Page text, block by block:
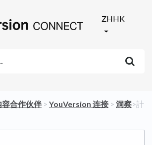
ZHHK
容合作伙伴 ​ > ​ ​YouVersion 连接 ​ > ​ ​洞察​>​ 計